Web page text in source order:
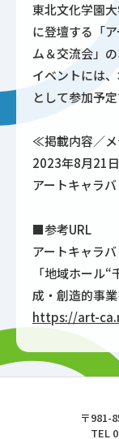
東北文化学園
に登壇する「
ム＆交流会」
イベントには
として参加予定
≪掲載内容／
2023年8月21
アートキャラ
■参考URL
アートキャラ
「地域ホール
成・創造的事
https://art-
東
〒981-
TEL